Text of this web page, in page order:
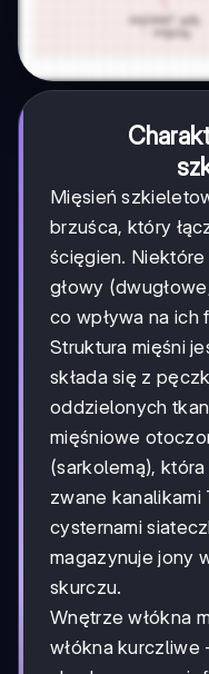
Mięsień
brzuśca, który
ścięgien. Niektóre
głowy
co wpływa na ich
Struktura mięśni
składa się z
oddzielonych
mięśniowe
(sarkolemą),
zwane kanalikami
cysternami
magazynuje jony
skurczu.
Wnętrze włókna
włókna kurczliwe